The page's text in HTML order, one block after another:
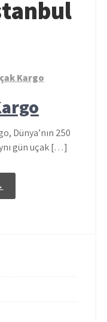
Kargo
Dünya’nın 250
gün uçak […]